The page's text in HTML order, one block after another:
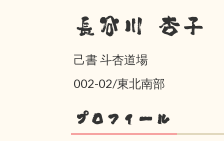
長谷川 杏子
己書 斗杏道場
002-02/東北南部
プロフィール